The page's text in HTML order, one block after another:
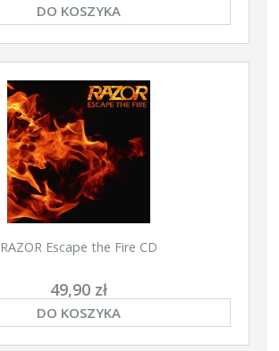
DO KOSZYKA
RAZOR Escape the Fire CD
49,90 zł
DO KOSZYKA